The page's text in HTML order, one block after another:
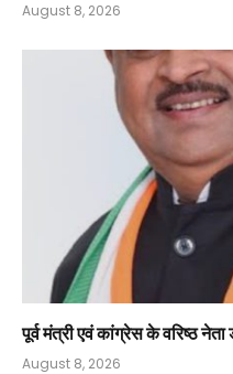
August 8, 2026
पूर्व मंत्री एवं कांग्रेस के वरिष्ठ
August 8, 2026